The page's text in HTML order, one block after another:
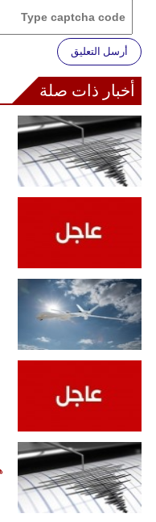
أرسل التعليق
أخبار ذات صلة